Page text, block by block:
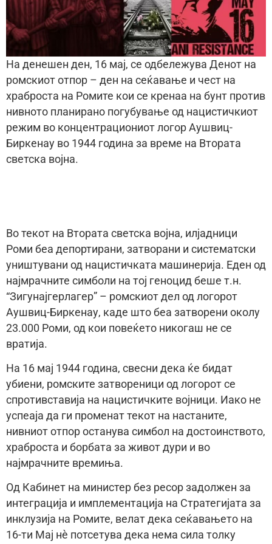
На денешен ден, 16 мај, се одбележува Денот на
ромскиот отпор – ден на сеќавање и чест на
храброста на Ромите кои се кренаа на бунт против
нивното планирано погубување од нацистичкиот
режим во концентрациониот логор Аушвиц-
Биркенау во 1944 година за време на Втората
светска војна.
Во текот на Втората светска војна, илјадници
Роми беа депортирани, затворани и систематски
уништувани од нацистичката машинерија. Еден од
најмрачните симболи на тој геноцид беше т.н.
“Зигунајгерлагер” – ромскиот дел од логорот
Аушвиц-Биркенау, каде што беа затворени околу
23.000 Роми, од кои повеќето никогаш не се
вратија.
На 16 мај 1944 година, свесни дека ќе бидат
убиени, ромските затвореници од логорот се
спротивставија на нацистичките војници. Иако не
успеаја да ги променат текот на настаните,
нивниот отпор останува симбол на достоинството,
храброста и борбата за живот дури и во
најмрачните времиња.
Од Кабинет на министер без ресор задолжен за
интеграција и имплементација на Стратегијата за
инклузија на Ромите, велат дека сеќавањето на
16-ти Мај нè потсетува дека нема сила толку